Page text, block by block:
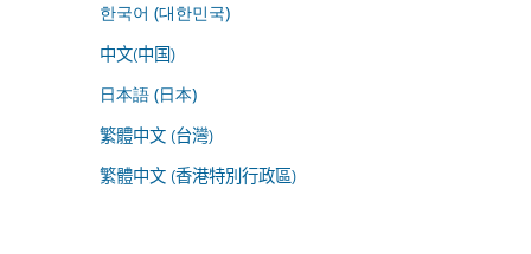
한국어 (대한민국)
中文(中国)
日本語 (日本)
繁體中文 (台灣)
繁體中文 (香港特別行政區)